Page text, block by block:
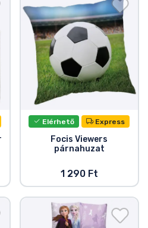
Elérhető Express
Focis Viewers
párnahuzat
1 290 Ft